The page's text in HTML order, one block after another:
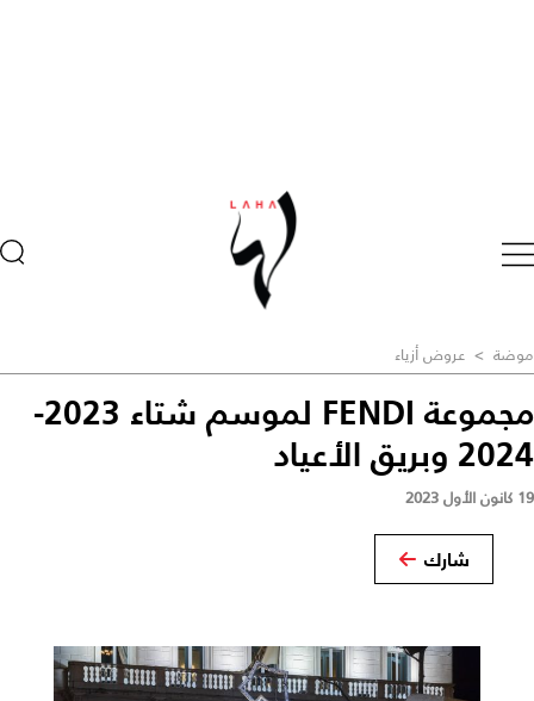
موضة > عروض أزياء
مجموعة FENDI لموسم شتاء 2023-
2024 وبريق الأعياد
19 كانون الأول 2023
شارك